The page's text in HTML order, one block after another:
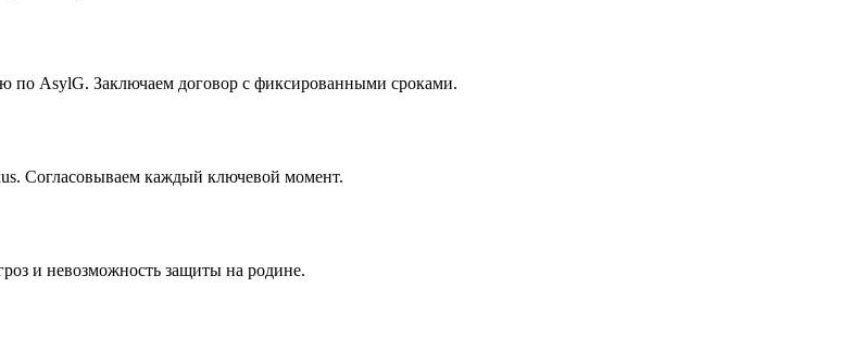
по AsylG. Заключаем договор с фиксированными сроками.
Согласовываем каждый ключевой момент.
и невозможность защиты на родине.